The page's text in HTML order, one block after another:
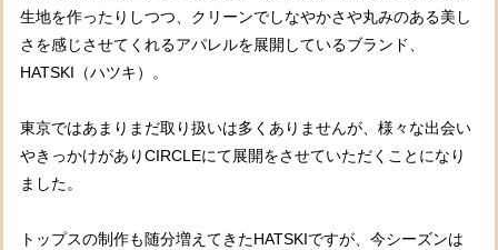
生地を作ったりしつつ、クリーンでしなやかさや丸みのある美し
さを感じさせてくれるアパレルを展開しているブランド、
HATSKI（ハツキ）。
東京ではあまりまだ取り扱いは多くありませんが、様々な出会い
やきっかけがありCIRCLEにて展開をさせていただくことになり
ました。
トップスの制作も随分増えてきたHATSKIですが、今シーズンは